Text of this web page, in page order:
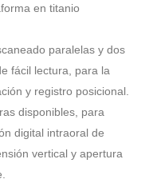
en titanio
paralelas y dos
fácil lectura, para la
y registro posicional.
disponibles, para
digital intraoral de
vertical y apertura